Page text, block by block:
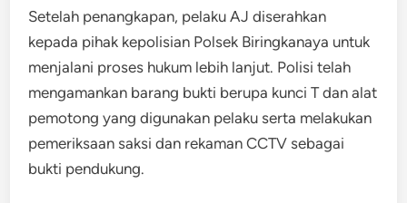
Setelah penangkapan, pelaku AJ diserahkan
kepada pihak kepolisian Polsek Biringkanaya untuk
menjalani proses hukum lebih lanjut. Polisi telah
mengamankan barang bukti berupa kunci T dan alat
pemotong yang digunakan pelaku serta melakukan
pemeriksaan saksi dan rekaman CCTV sebagai
bukti pendukung.